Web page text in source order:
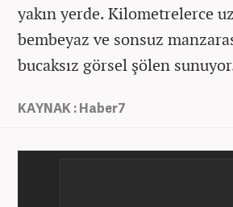
yakın yerde. Kilometrelerce
bembeyaz ve sonsuz
bucaksız görsel şölen
KAYNAK : Haber7